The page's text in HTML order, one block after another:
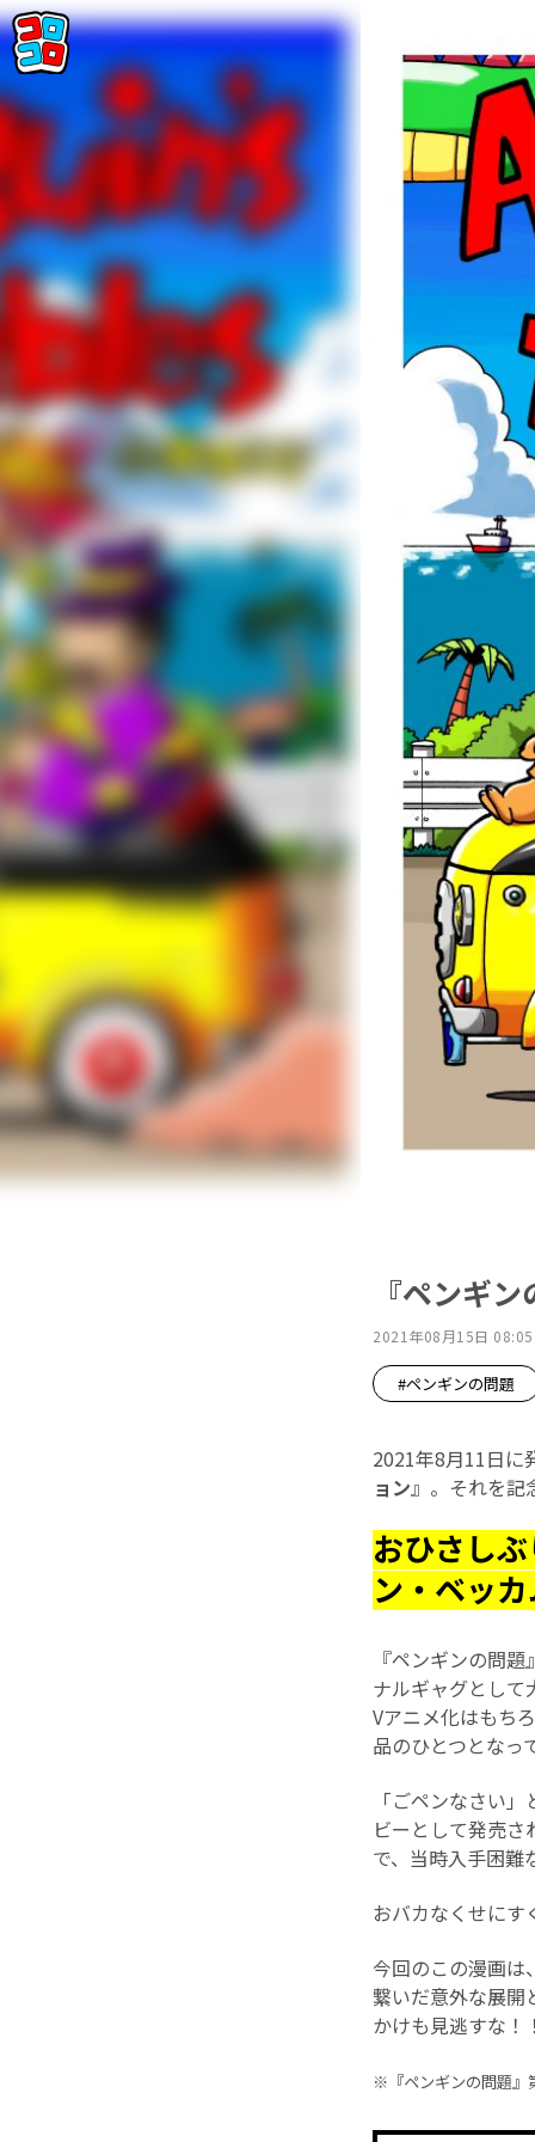
『ペンギ
2021年08月15日 08:05
#ペンギンの問題
2021年8月11日に
ョン』。それを
おひさし
ン・ベッ
『ペンギンの問
ナルギャグとし
Vアニメ化はもち
品のひとつとなっ
「ごペンなさい
ビーとして発売
で、当時入手困難
おバカなくせにす
今回のこの漫画
繋いだ意外な展
かけも見逃すな！
※『ペンギンの問題』